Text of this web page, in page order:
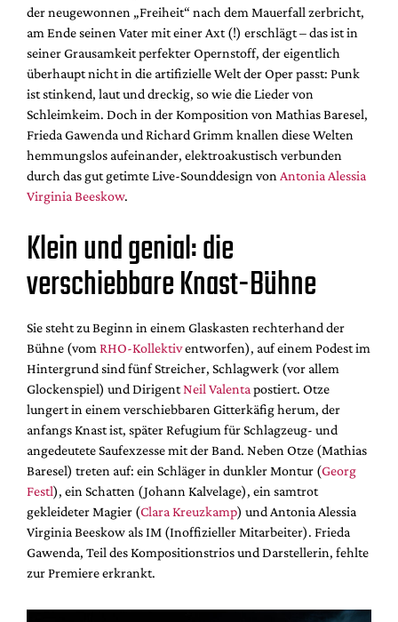
der neugewonnen „Freiheit“ nach dem Mauerfall zerbricht,
am Ende seinen Vater mit einer Axt (!) erschlägt – das ist in
seiner Grausamkeit perfekter Opernstoff, der eigentlich
überhaupt nicht in die artifizielle Welt der Oper passt: Punk
ist stinkend, laut und dreckig, so wie die Lieder von
Schleimkeim. Doch in der Komposition von Mathias Baresel,
Frieda Gawenda und Richard Grimm knallen diese Welten
hemmungslos aufeinander, elektroakustisch verbunden
durch das gut getimte Live-Sounddesign von Antonia Alessia
Virginia Beeskow.
Klein und genial: die
verschiebbare Knast-Bühne
Sie steht zu Beginn in einem Glaskasten rechterhand der
Bühne (vom RHO-Kollektiventworfen), auf einem Podest im
Hintergrund sind fünf Streicher, Schlagwerk (vor allem
Glockenspiel) und DirigentNeil Valenta postiert. Otze
lungert in einem verschiebbaren Gitterkäfig herum, der
anfangs Knast ist, später Refugium für Schlagzeug- und
angedeutete Saufexzesse mit der Band. Neben Otze (Mathias
Baresel) treten auf: ein Schläger in dunkler Montur (Georg
Festl), ein Schatten (Johann Kalvelage), ein samtrot
gekleideter Magier (Clara Kreuzkamp) und Antonia Alessia
Virginia Beeskow als IM (Inoffizieller Mitarbeiter). Frieda
Gawenda, Teil des Kompositionstrios und Darstellerin, fehlte
zur Premiere erkrankt.